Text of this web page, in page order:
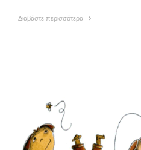
Διαβάστε περισσότερα